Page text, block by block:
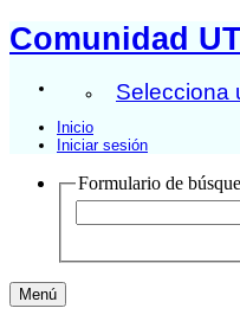
Comunidad
Selecciona
Inicio
Iniciar sesión
Formulario de
Menú